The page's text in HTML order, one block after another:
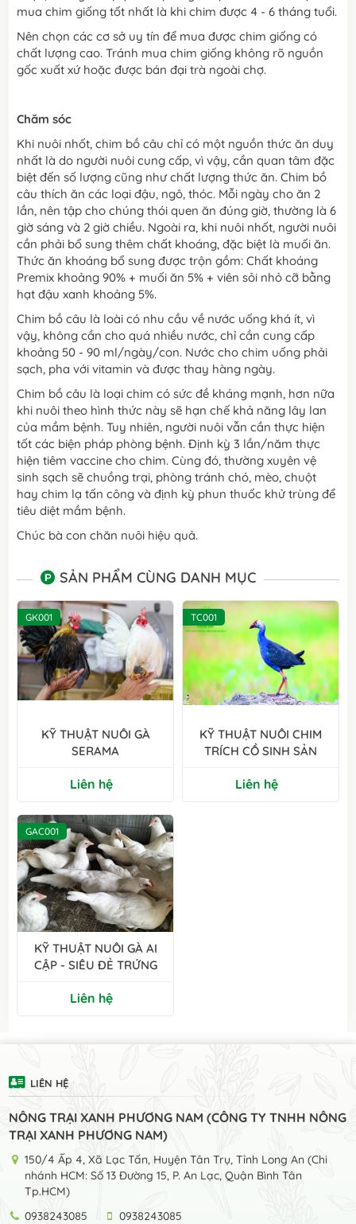
mua chim giống tốt nhất là khi chim được 4 - 6 tháng tuổi.
Nên chọn các cơ sở uy tín để mua được chim giống có
chất lượng cao. Tránh mua chim giống không rõ nguồn
gốc xuất xứ hoặc được bán đại trà ngoài chợ.
Chăm sóc
Khi nuôi nhốt, chim bồ câu chỉ có một nguồn thức ăn duy
nhất là do người nuôi cung cấp, vì vậy, cần quan tâm đặc
biệt đến số lượng cũng như chất lượng thức ăn. Chim bồ
câu thích ăn các loại đậu, ngô, thóc. Mỗi ngày cho ăn 2
lần, nên tập cho chúng thói quen ăn đúng giờ, thường là 6
giờ sáng và 2 giờ chiều. Ngoài ra, khi nuôi nhốt, người nuôi
cần phải bổ sung thêm chất khoáng, đặc biệt là muối ăn.
Thức ăn khoáng bổ sung được trộn gồm: Chất khoáng
Premix khoảng 90% + muối ăn 5% + viên sỏi nhỏ cỡ bằng
hạt đậu xanh khoảng 5%.
Chim bồ câu là loài có nhu cầu về nước uống khá ít, vì
vậy, không cần cho quá nhiều nước, chỉ cần cung cấp
khoảng 50 - 90 ml/ngày/con. Nước cho chim uống phải
sạch, pha với vitamin và được thay hàng ngày.
Chim bồ câu là loại chim có sức đề kháng mạnh, hơn nữa
khi nuôi theo hình thức này sẽ hạn chế khả năng lây lan
của mầm bệnh. Tuy nhiên, người nuôi vẫn cần thực hiện
tốt các biện pháp phòng bệnh. Ðịnh kỳ 3 lần/năm thực
hiện tiêm vaccine cho chim. Cùng đó, thường xuyên vệ
sinh sạch sẽ chuồng trại, phòng tránh chó, mèo, chuột
hay chim lạ tấn công và định kỳ phun thuốc khử trùng để
tiêu diệt mầm bệnh.
Chúc bà con chăn nuôi hiệu quả.
SẢN PHẨM CÙNG DANH MỤC
GK001
KỸ THUẬT NUÔI GÀ
SERAMA
Liên hệ
TC001
KỸ THUẬT NUÔI CHIM
TRÍCH CỒ SINH SẢN
Liên hệ
GAC001
KỸ THUẬT NUÔI GÀ AI
CẬP - SIÊU ĐẺ TRỨNG
Liên hệ
LIÊN HỆ
NÔNG TRẠI XANH PHƯƠNG NAM (CÔNG TY TNHH NÔNG
TRẠI XANH PHƯƠNG NAM)
150/4 Ấp 4, Xã Lạc Tấn, Huyện Tân Trụ, Tỉnh Long An (Chi
nhánh HCM: Số 13 Đường 15, P. An Lạc, Quận Bình Tân
Tp.HCM)
0938243085
0938243085